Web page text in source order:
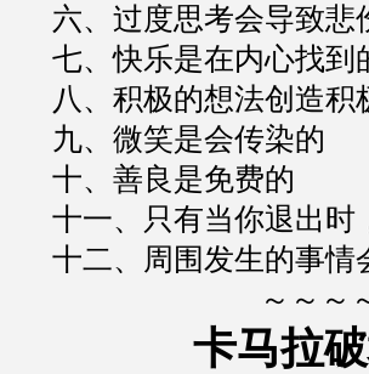
六、过度思考会导致悲
七、快乐是在内心找到
八、积极的想法创造积
九、微笑是会传染的
十、善良是免费的
十一、只有当你退出时
十二、周围发生的事情
～～～
卡马拉